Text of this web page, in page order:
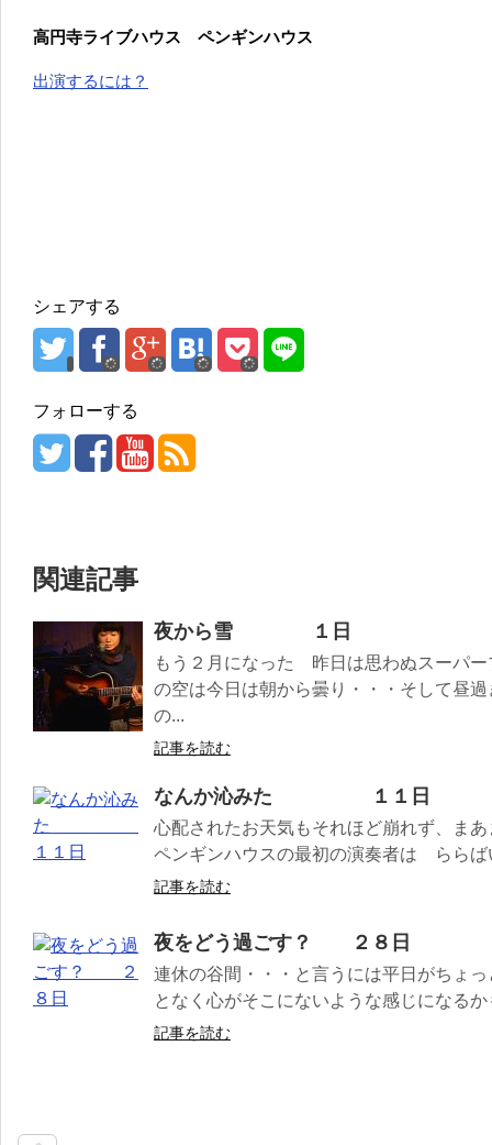
高円寺ライブハウス ペンギンハウス
出演するには？
シェアする
フォローする
関連記事
夜から雪 １日
もう２月になった 昨日は思わぬスーパ
の空は今日は朝から曇り・・・そして昼
の...
記事を読む
なんか沁みた １１日
心配されたお天気もそれほど崩れず、ま
ペンギンハウスの最初の演奏者は らら
記事を読む
夜をどう過ごす？ ２８日
連休の谷間・・・と言うには平日がちょ
となく心がそこにないような感じになる
記事を読む